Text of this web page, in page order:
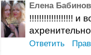
Елена
!!!!!!!!!!!!!!!!!! и
Ответить